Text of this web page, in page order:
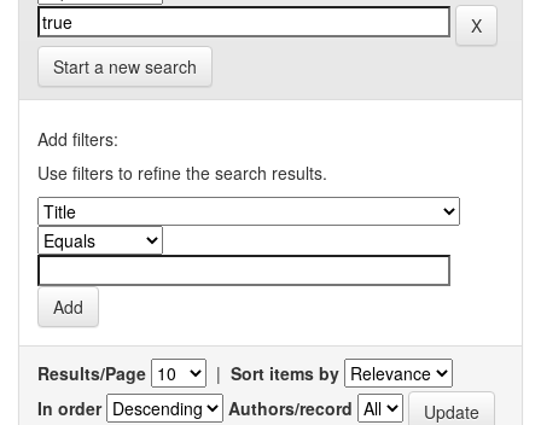
Start a new search
Add filters:
Use filters to refine the search results.
Results/Page | Sort items by
In order
Authors/record